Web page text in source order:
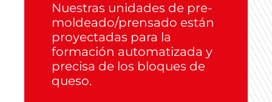
Nuestras unidades de pre-
moldeado/prensado están
proyectadas para la
formación automatizada y
precisa de los bloques de
queso.